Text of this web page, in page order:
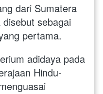
dari Sumatera
sebagai
pertama.
adidaya pada
Hindu-